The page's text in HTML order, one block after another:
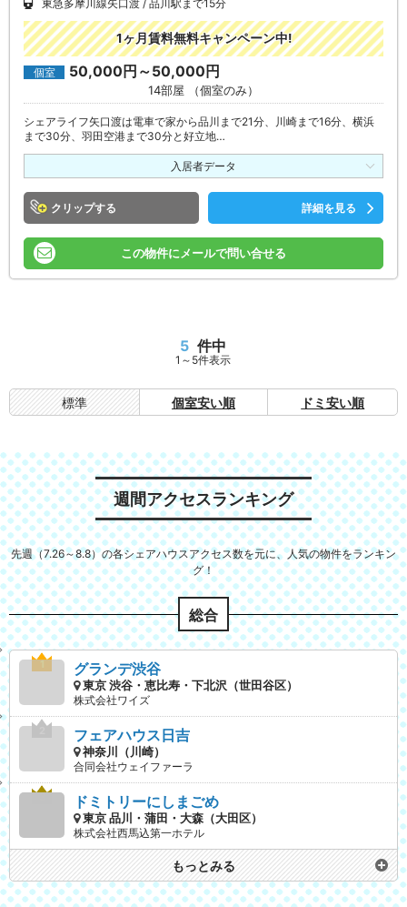
東急多摩川線矢口渡 品川駅まで15分
1ヶ月賃料無料キャンペーン中!
個室 50,000円～50,000円
14部屋 （個室のみ）
シェアライフ矢口渡は電車で家から品川まで21分、川崎まで16分、横浜
まで30分、羽田空港まで30分と好立地…
入居者データ
クリップ 詳細を見る
この物件にメールで問い合せる
5 件中
1～5件表示
標準 個室安い順 ドミ安い順
週間アクセスランキング
先週（7.26～8.8）の各シェアハウスアクセス数を元に、人気の物件をランキン
グ！
総合
グランデ渋谷
東京 渋谷・恵比寿・下北沢（世田谷区）
株式会社ワイズ
フェアハウス日吉
神奈川（川崎）
合同会社ウェイファーラ
ドミトリーにしまごめ
東京 品川・蒲田・大森（大田区）
株式会社西馬込第一ホテル
もっとみる